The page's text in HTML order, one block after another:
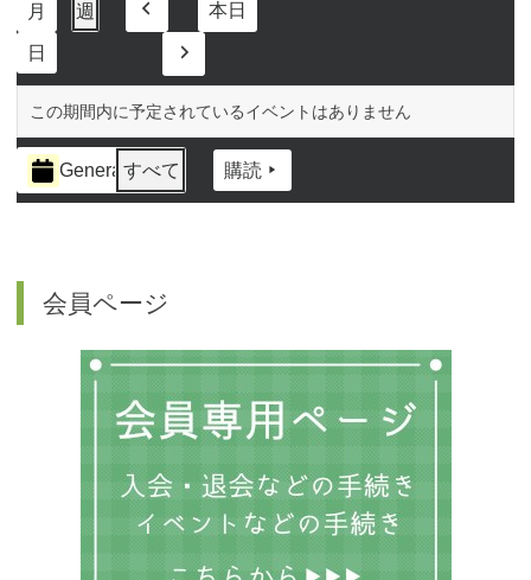
月 週
日
本日
この期間内に予定されているイベントはありません
イ
ベ
Generalすべて 購読
会員ページ